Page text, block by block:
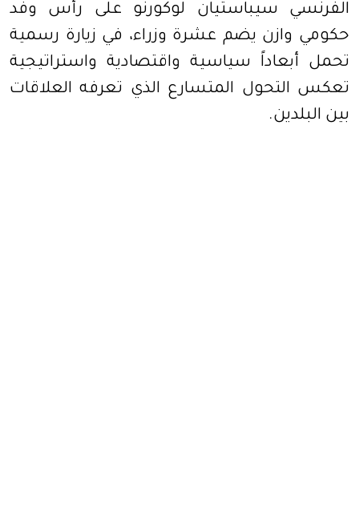
الفرنسي سيباستيان لوكورنو على رأس وفد
حكومي وازن يضم عشرة وزراء، في زيارة رسمية
تحمل أبعاداً سياسية واقتصادية واستراتيجية
تعكس التحول المتسارع الذي تعرفه العلاقات
بين البلدين.